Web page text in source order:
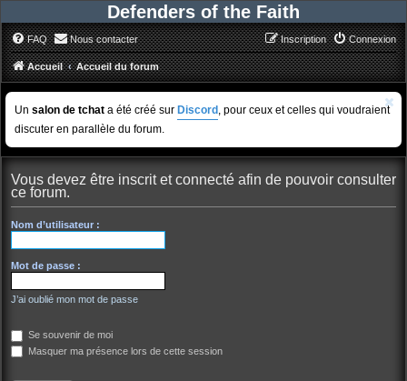
Defenders of the Faith
FAQ Nous contacter Connexion
Inscription
Accueil Accueil du forum
Un salon de tchat a été créé sur Discord , pour ceux et celles qui voudraient
discuter en parallèle du forum.
Vous devez être inscrit et connecté afin de pouvoir consulter
ce forum.
Nom d’utilisateur :
Mot de passe :
J’ai oublié mon mot de passe
Se souvenir de moi
Masquer ma présence lors de cette session